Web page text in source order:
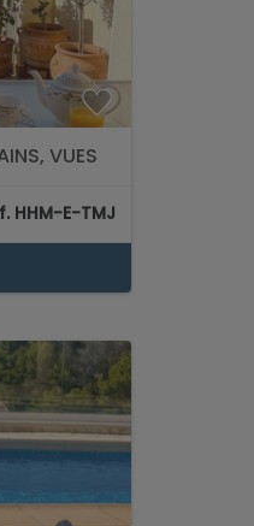
VUES
HHM-E-TMJ